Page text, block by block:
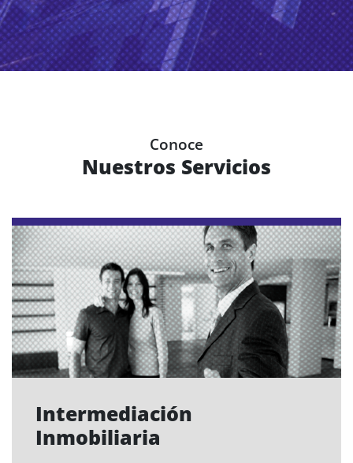
Conoce
Nuestros Servicios
Intermediación
Inmobiliaria